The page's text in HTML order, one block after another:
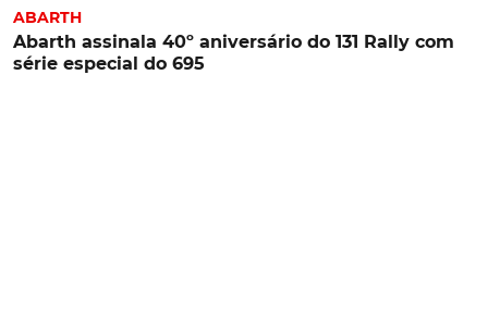
ABARTH
Abarth assinala 40º aniversário do 131 Rally com
série especial do 695